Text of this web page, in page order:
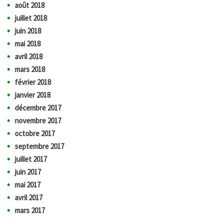
août 2018
juillet 2018
juin 2018
mai 2018
avril 2018
mars 2018
février 2018
janvier 2018
décembre 2017
novembre 2017
octobre 2017
septembre 2017
juillet 2017
juin 2017
mai 2017
avril 2017
mars 2017